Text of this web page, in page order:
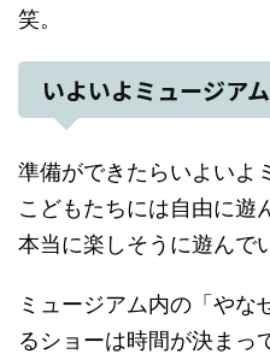
笑。
いよいよミュージア
準備ができたらいよいよ
こどもたちには自由に遊
本当に楽しそうに遊んで
ミュージアム内の「やな
るショーは時間が決まっ